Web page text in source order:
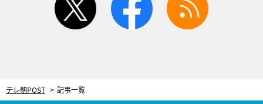
テレ朝POST 記事一覧